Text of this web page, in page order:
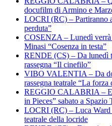
docufilm di Armino e
LOCRI (RC) – Partiranno
perduta”
COSENZA – Lunedì
Minasi “Cosenza in testa”
RENDE (CS) – Da lunedì
rassegna “Il cinefilo”
VIBO VALENTIA – Da
rassegna teatrale “La forza
REGGIO CALABRIA –
in Pieces” sabato a Spazio
LOCRI (RC) – Luca Ward
teatrale della locride